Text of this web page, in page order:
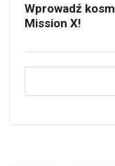
Wprowadź
Mission X!